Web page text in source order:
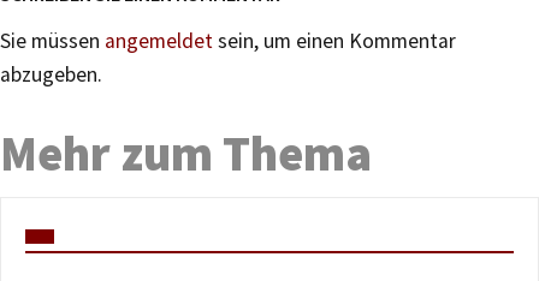
Sie müssen angemeldetsein, um einen Kommentar
abzugeben.
Mehr zum Thema